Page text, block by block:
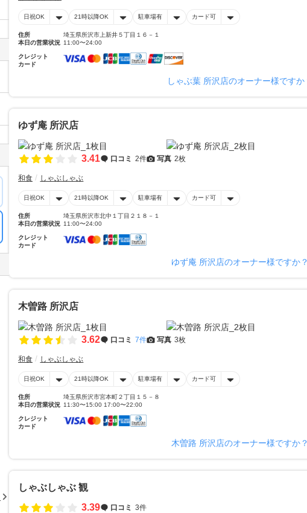
日祝OK 21時以降OK 駐車場有 カード可
住所
埼玉県所沢市上新井５丁目１６－１
本日の営業状況 11:00〜24:00
クレジット
カード
しゃぶ葉 所沢店のオーナー様ですか
ゆず庵 所沢店
3.41 口コミ 2件 写真 2枚
和食 しゃぶしゃぶ
日祝OK 21時以降OK 駐車場有 カード可
住所
埼玉県所沢市北中１丁目２１８－１
本日の営業状況 11:00〜24:00
クレジット
カード
ゆず庵 所沢店のオーナー様ですか
木曽路 所沢店
3.62 口コミ 7件 写真 3枚
和食 しゃぶしゃぶ
日祝OK 21時以降OK 駐車場有 カード可
住所
埼玉県所沢市宮本町２丁目１５－８
本日の営業状況 11:30〜15:00 17:00〜22:00
クレジット
カード
木曽路 所沢店のオーナー様ですか
しゃぶしゃぶ 観
3.39
口コミ 3件